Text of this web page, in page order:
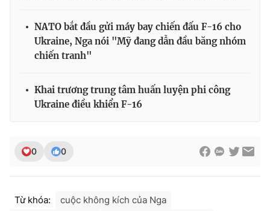
NATO bắt đầu gửi máy bay chiến đấu F-16 cho
Ukraine, Nga nói "Mỹ đang dẫn đầu băng nhóm
chiến tranh"
Khai trương trung tâm huấn luyện phi công
Ukraine điều khiển F-16
0 0
Từ khóa:
cuộc không kích của Nga